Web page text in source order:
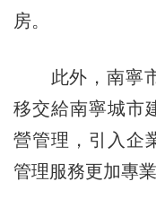
房。
此外，南寧市
移交給南寧城市
營管理，引入企
管理服務更加專業